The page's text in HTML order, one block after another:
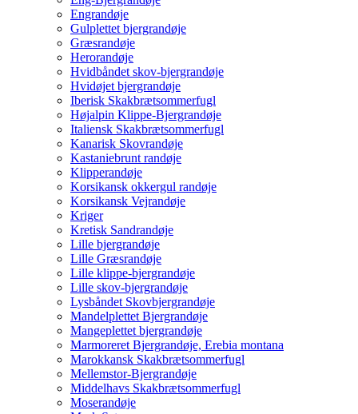
Engrandøje
Gulplettet bjergrandøje
Græsrandøje
Herorandøje
Hvidbåndet skov-bjergrandøje
Hvidøjet bjergrandøje
Iberisk Skakbrætsommerfugl
Højalpin Klippe-Bjergrandøje
Italiensk Skakbrætsommerfugl
Kanarisk Skovrandøje
Kastaniebrunt randøje
Klipperandøje
Korsikansk okkergul randøje
Korsikansk Vejrandøje
Kriger
Kretisk Sandrandøje
Lille bjergrandøje
Lille Græsrandøje
Lille klippe-bjergrandøje
Lille skov-bjergrandøje
Lysbåndet Skovbjergrandøje
Mandelplettet Bjergrandøje
Mangeplettet bjergrandøje
Marmoreret Bjergrandøje, Erebia montana
Marokkansk Skakbrætsommerfugl
Mellemstor-Bjergrandøje
Middelhavs Skakbrætsommerfugl
Moserandøje